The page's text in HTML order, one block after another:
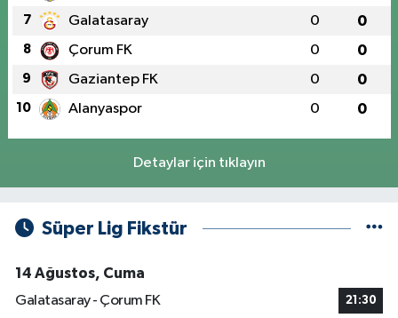
7 Galatasaray 0 0
8 Çorum FK 0 0
9 Gaziantep FK 0 0
10 Alanyaspor 0 0
Detaylar için tıklayın
Süper Lig Fikstür
14 Ağustos, Cuma
Galatasaray - Çorum FK
21:30